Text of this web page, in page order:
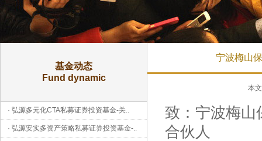
基金动态
Fund dynamic
· 弘源多元化CTA私募证券投资基金-关..
· 弘源安实多资产策略私募证券投资基金-..
宁波梅山
本
致：宁波梅山
合伙人